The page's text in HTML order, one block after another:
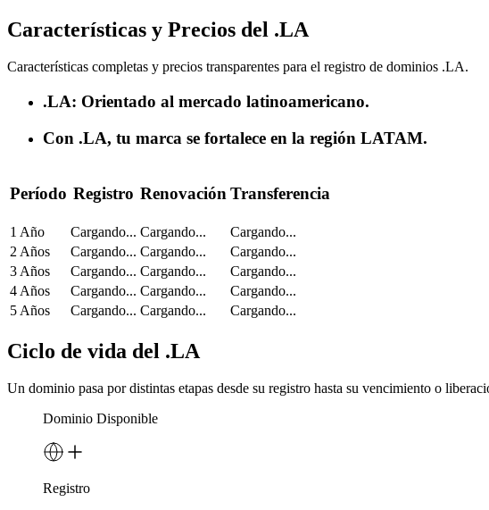
Características y Precios del .LA
Características completas y precios transparentes para el registro de dominios .LA.
.LA: Orientado al mercado latinoamericano.
Con .LA, tu marca se fortalece en la región LATAM.
Período Registro RenovaciónTransferencia
1 Año Cargando... Cargando...
Cargando...
2 Años
Cargando... Cargando...
Cargando...
3 Años
Cargando... Cargando...
Cargando...
4 Años
Cargando... Cargando...
Cargando...
5 Años
Cargando... Cargando... Cargando...
Ciclo de vida del .LA
Un dominio pasa por distintas etapas desde su registro hasta su vencimiento o
Dominio Disponible
Registro